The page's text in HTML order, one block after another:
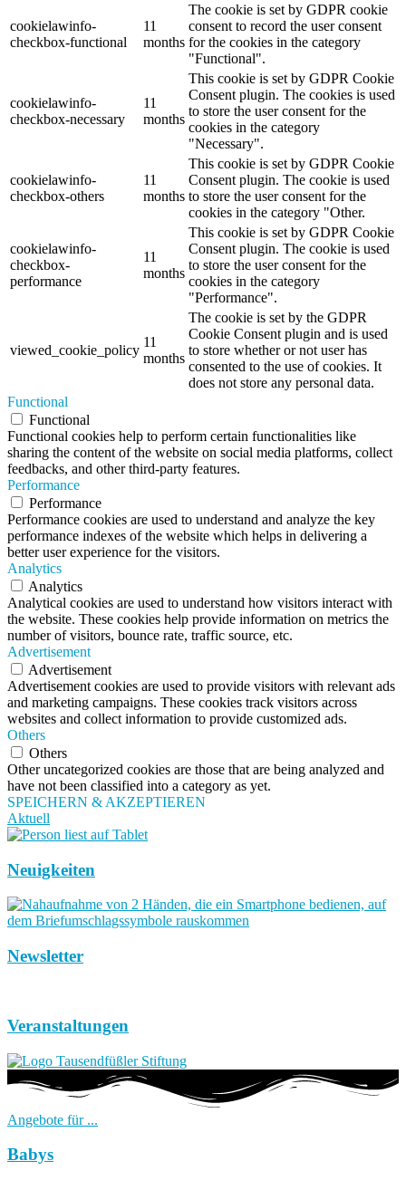
cookielawinfo-
checkbox-functional
11
months
The cookie is set by GDPR cookie
consent to record the user consent
for the cookies in the category
"Functional".
cookielawinfo-
checkbox-necessary
11
months
This cookie is set by GDPR Cookie
Consent plugin. The cookies is used
to store the user consent for the
cookies in the category
"Necessary".
cookielawinfo-
checkbox-others
11
months
This cookie is set by GDPR Cookie
Consent plugin. The cookie is used
to store the user consent for the
cookies in the category "Other.
cookielawinfo-
checkbox-
performance
11
months
This cookie is set by GDPR Cookie
Consent plugin. The cookie is used
to store the user consent for the
cookies in the category
"Performance".
viewed_cookie_policy
11
months
The cookie is set by the GDPR
Cookie Consent plugin and is used
to store whether or not user has
consented to the use of cookies. It
does not store any personal data.
Functional
Functional
Functional cookies help to perform certain functionalities like
sharing the content of the website on social media platforms, collect
feedbacks, and other third-party features.
Performance
Performance
Performance cookies are used to understand and analyze the key
performance indexes of the website which helps in delivering a
better user experience for the visitors.
Analytics
Analytics
Analytical cookies are used to understand how visitors interact with
the website. These cookies help provide information on metrics the
number of visitors, bounce rate, traffic source, etc.
Advertisement
Advertisement
Advertisement cookies are used to provide visitors with relevant ads
and marketing campaigns. These cookies track visitors across
websites and collect information to provide customized ads.
Others
Others
Other uncategorized cookies are those that are being analyzed and
have not been classified into a category as yet.
SPEICHERN & AKZEPTIEREN
Aktuell
Neuigkeiten
Newsletter
Veranstaltungen
Angebote für ...
Babys